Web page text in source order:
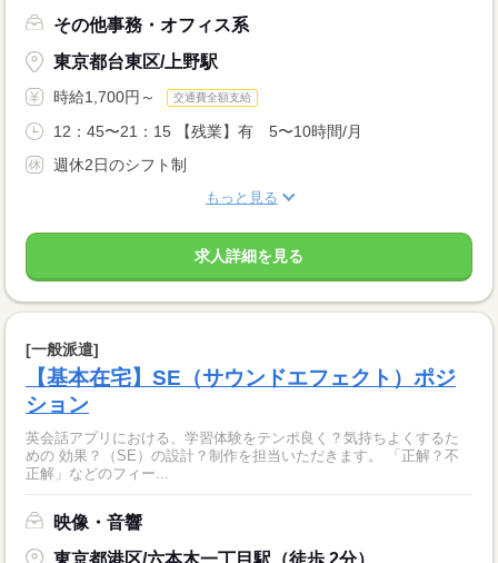
その他事務・オフィス系
東京都台東区/上野駅
時給1,700円～ 交通費全額支給
12：45〜21：15 【残業】有 5〜10時間/月
週休2日のシフト制
もっと見る
求人詳細を見る
[一般派遣]
【基本在宅】SE（サウンドエフェクト）ポジ
ション
英会話アプリにおける、学習体験をテンポ良く？気持ちよくするた
めの 効果？（SE）の設計？制作を担当いただきます。 「正解？不
正解」などのフィー...
映像・音響